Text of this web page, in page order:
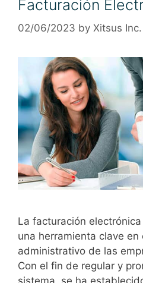
Facturación
02/06/2023 by Xitsus Inc.
La facturación
una herramienta clave
administrativo de las
Con el fin de regular y
sistema, se ha